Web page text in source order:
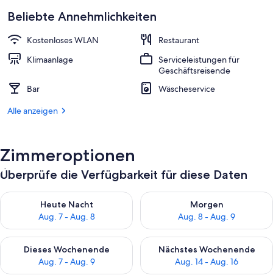
Standard-Doppelzimmer |
Beliebte Annehmlichkeiten
Kostenloses WLAN
Restaurant
Klimaanlage
Serviceleistungen für
Geschäftsreisende
Bar
Wäscheservice
Alle anzeigen
Zimmeroptionen
Überprüfe die Verfügbarkeit für diese Daten
Heute Nacht
Aug. 7 - Aug. 8
Überprüfe die Verfügbarkeit für heute Nacht, Aug. 7 - Aug. 8.
Morgen
Aug. 8 - Aug. 9
Überprüfe die Verfügbarkeit
Dieses Wochenende
Aug. 7 - Aug. 9
Überprüfe die Verfügbarkeit für dieses Wochenende, Aug. 7
Nächstes Wochenende
Aug. 14 - Aug. 16
Überprüfe die Verfügbarkeit